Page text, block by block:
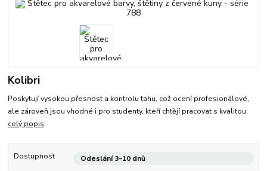
Kolibri
Poskytují vysokou přesnost a kontrolu tahu, což ocení profesionálové,
ale zároveň jsou vhodné i pro studenty, kteří chtějí pracovat s kvalitou.
celý popis
Dostupnost
Odeslání 3–10 dnů